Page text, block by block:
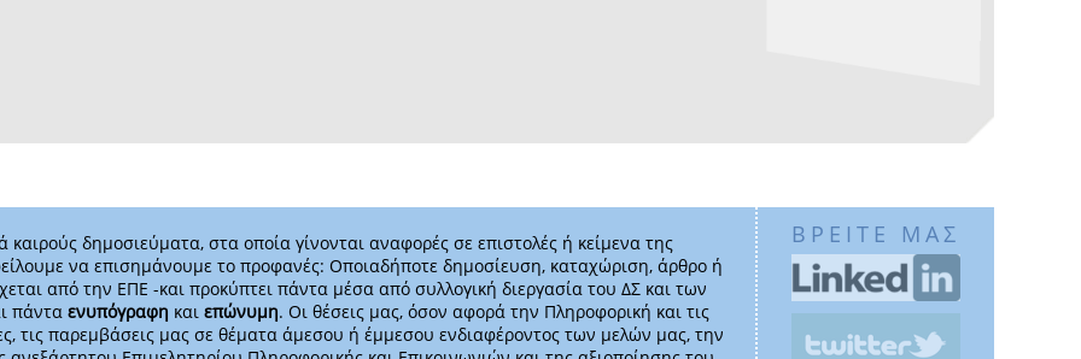
δημοσιεύματα, στα οποία γίνονται αναφορές σε επιστολές ή κείμενα της
να επισημάνουμε το προφανές: Οποιαδήποτε δημοσίευση, καταχώριση, άρθρο ή
από την ΕΠΕ -και προκύπτει πάντα μέσα από συλλογική διεργασία του ΔΣ και των
πάντα ενυπόγραφη και επώνυμη. Οι θέσεις μας, όσον αφορά την Πληροφορική και τις
τις παρεμβάσεις μας σε θέματα άμεσου ή έμμεσου ενδιαφέροντος των μελών μας, την
ΒΡΕΙΤΕ ΜΑΣ